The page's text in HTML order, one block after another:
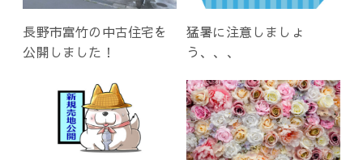
長野市富竹の中古住宅を
公開しました！
猛暑に注意しましょ
う、、、